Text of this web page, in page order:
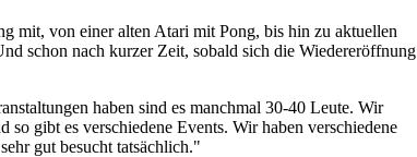
mit, von einer alten Atari mit Pong, bis hin zu aktuellen
schon nach kurzer Zeit, sobald sich die Wiedereröffnung
haben sind es manchmal 30-40 Leute. Wir
gibt es verschiedene Events. Wir haben verschiedene
gut besucht tatsächlich."